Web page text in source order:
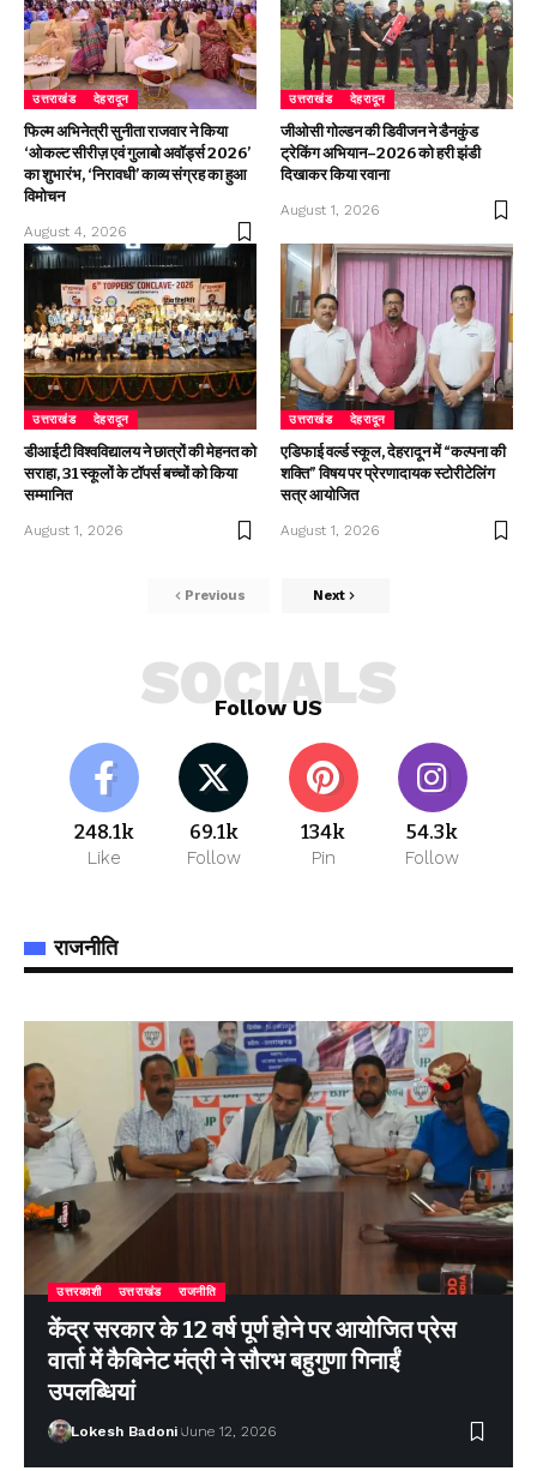
उत्तराखंड देहरादून
फिल्म अभिनेत्री सुनीता राजवार ने किया
‘ओकल्ट सीरीज़ एवं गुलाबो अवॉर्ड्स 2026’
का शुभारंभ, ‘निरावधी’ काव्य संग्रह का हुआ
विमोचन
August 4, 2026
उत्तराखंड देहरादून
जीओसी गोल्डन की डिवीजन ने डैनकुंड
ट्रेकिंग अभियान–2026 को हरी झंडी
दिखाकर किया रवाना
August 1, 2026
उत्तराखंड देहरादून
डीआईटी विश्वविद्यालय ने छात्रों की मेहनत को
सराहा, 31 स्कूलों के टॉपर्स बच्चों को किया
सम्मानित
August 1, 2026
उत्तराखंड देहरादून
एडिफाई वर्ल्ड स्कूल, देहरादून में “कल्पना की
शक्ति” विषय पर प्रेरणादायक स्टोरीटेलिंग
सत्र आयोजित
August 1, 2026
Previous Next
Follow US
SOCIALS
248.1k
Like
69.1k
Follow
134k
Pin
54.3k
Follow
राजनीति
उत्तरकाशी उत्तराखंड राजनीति
केंद्र सरकार के 12 वर्ष पूर्ण होने पर आयोजित प्रेस
वार्ता में कैबिनेट मंत्री ने सौरभ बहुगुणा गिनाईं
उपलब्धियां
Lokesh Badoni June 12, 2026